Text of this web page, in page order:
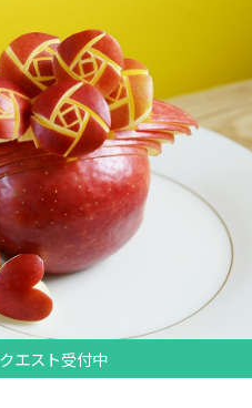
エスト受付中